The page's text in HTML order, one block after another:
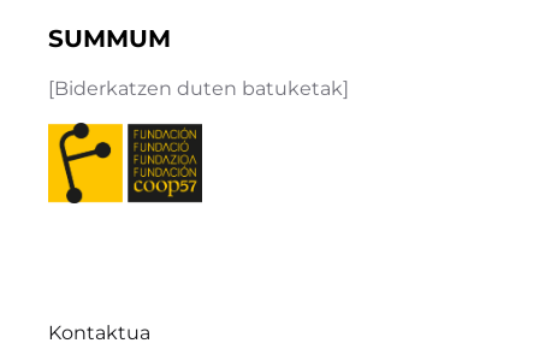
SUMMUM
[Biderkatzen duten batuketak]
Kontaktua